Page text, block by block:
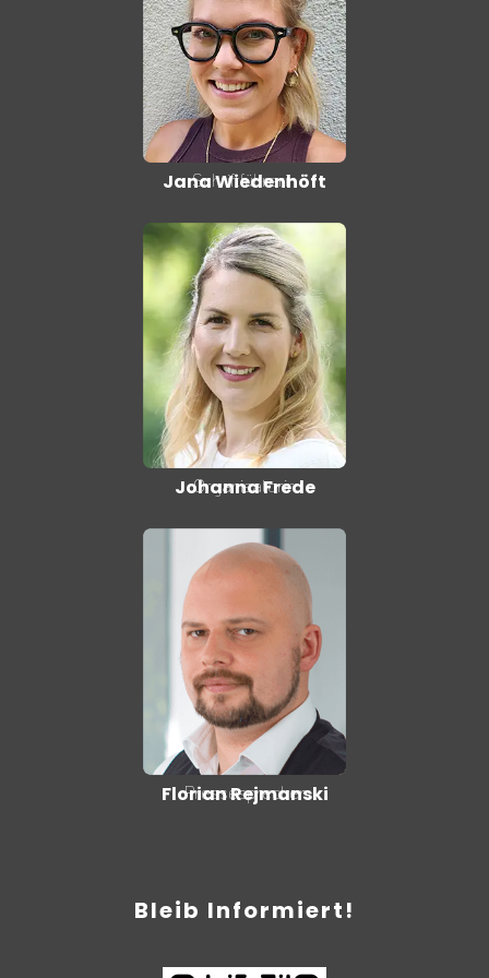
Jana Wiedenhöft
Schriftführerin
Johanna Frede
Organisatorin
Florian Rejmanski
Pressesprecher
Bleib Informiert!